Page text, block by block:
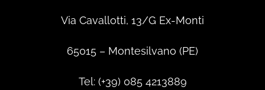
Via Cavallotti, 13/G Ex-Monti
65015 – Montesilvano (PE)
Tel: (+39) 085 4213889